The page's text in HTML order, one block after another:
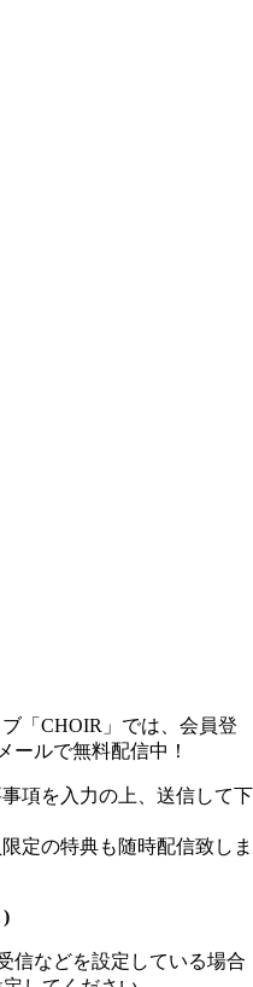
「CHOIR」では、会員登
ールで無料配信中！
項を入力の上、送信して下
定の特典も随時配信致しま
信などを設定している場合